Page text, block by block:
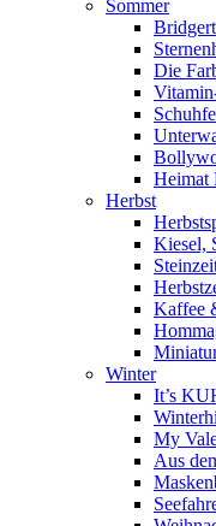
Sommer
Die
Heimat
Herbst
Kiesel,
Kaffee
Winter
It’s
My
Aus